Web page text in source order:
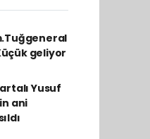
geliyor
Yusuf
ani